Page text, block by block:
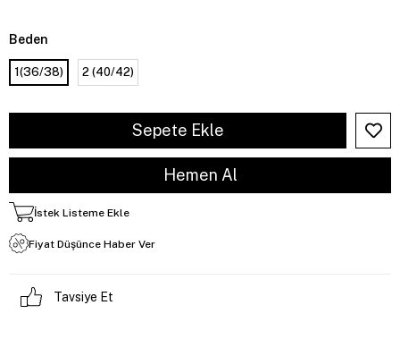
Beden
1(36/38) 2 (40/42)
İstek Listeme Ekle
Fiyat Düşünce Haber Ver
Tavsiye Et